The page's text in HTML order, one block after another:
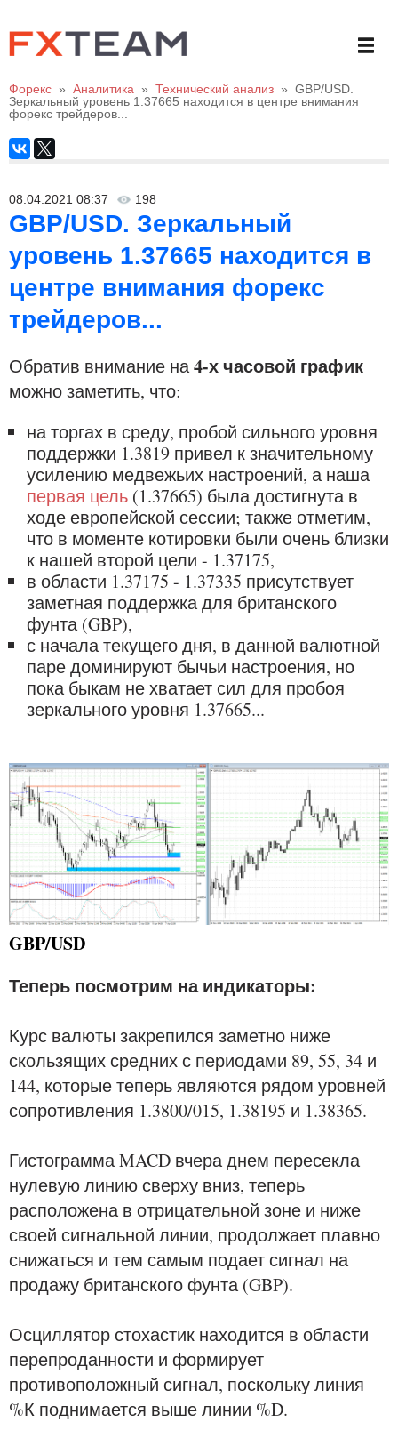
Форекс » Аналитика » Технический анализ » GBP/USD.
Зеркальный уровень 1.37665 находится в центре внимания
форекс трейдеров...
08.04.2021 08:37 198
GBP/USD. Зеркальный
уровень 1.37665 находится в
центре внимания форекс
трейдеров...
Обратив внимание на4-х часовой график
можно заметить, что:
на торгах в среду, пробой сильного уровня
поддержки 1.3819 привел к значительному
усилению медвежьих настроений, а наша
первая цель (1.37665) была достигнута в
ходе европейской сессии; также отметим,
что в моменте котировки были очень близки
к нашей второй цели - 1.37175,
в области 1.37175 - 1.37335 присутствует
заметная поддержка для британского
фунта (GBP),
с начала текущего дня, в данной валютной
паре доминируют бычьи настроения, но
пока быкам не хватает сил для пробоя
зеркального уровня 1.37665...
GBP/USD
Теперь посмотрим на индикаторы:
Курс валюты закрепился заметно ниже
скользящих средних с периодами 89, 55, 34 и
144, которые теперь являются рядом уровней
сопротивления 1.3800/015, 1.38195 и 1.38365.
Гистограмма MACD вчера днем пересекла
нулевую линию сверху вниз, теперь
расположена в отрицательной зоне и ниже
своей сигнальной линии, продолжает плавно
снижаться и тем самым подает сигнал на
продажу британского фунта (GBP).
Осциллятор стохастик находится в области
перепроданности и формирует
противоположный сигнал, поскольку линия
%К поднимается выше линии %D.